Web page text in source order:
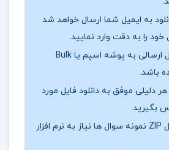
دینی و فکری می‌پردازد.
دانش و مشروعیت در اسلام
تحلیل‌های دقیق و عمیق از تاریخ
در حکومت‌های اسلامی،
جدیدی در فهم روابط قدرت در
فیرحی با بررسی مقوله‌های دانش،
کرده تا چرایی و چگونگی تطور
به ایمیل شما ارسال خواهد شد
را به دقت وارد نمایید.
ممکن است ایمیل ارسالی به پوشه اسپم یا Bulk
باشد.
دلیلی موفق به دانلود فایل مورد
بگیرید.
برای باز کردن فایل ZIP نمونه سوال ها نیاز به نرم افزار